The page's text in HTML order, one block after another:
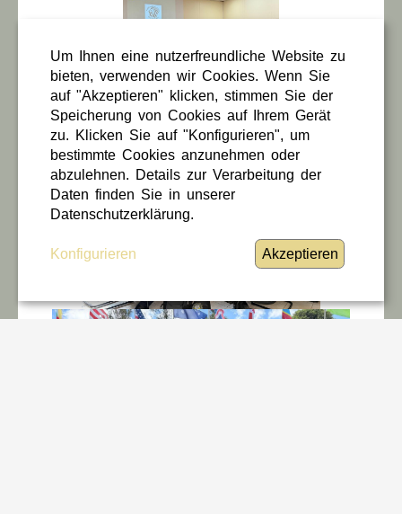
Um Ihnen eine nutzerfreundliche Website zu
bieten, verwenden wir Cookies. Wenn Sie
auf "Akzeptieren" klicken, stimmen Sie der
Speicherung von Cookies auf Ihrem Gerät
zu. Klicken Sie auf "Konfigurieren", um
bestimmte Cookies anzunehmen oder
abzulehnen. Details zur Verarbeitung der
Daten finden Sie in unserer
Datenschutzerklärung.
Konfigurieren Akzeptieren